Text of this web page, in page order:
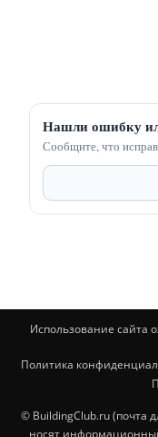
Нашли ошибку
Сообщите, что
Использование сайта
Политика
© BuildingClub.ru (почта
носят